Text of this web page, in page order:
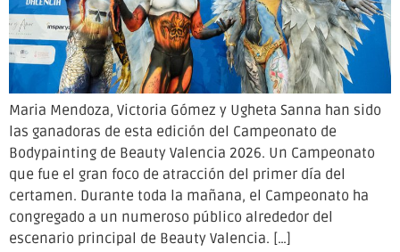
Maria Mendoza, Victoria Gómez y Ugheta Sanna han sido
las ganadoras de esta edición del Campeonato de
Bodypainting de Beauty Valencia 2026. Un Campeonato
que fue el gran foco de atracción del primer día del
certamen. Durante toda la mañana, el Campeonato ha
congregado a un numeroso público alrededor del
escenario principal de Beauty Valencia. […]